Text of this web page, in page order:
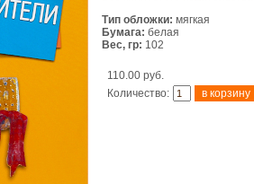
Тип обложки: мягкая
Бумага: белая
Вес, гр: 102
110.00 руб.
Количество: